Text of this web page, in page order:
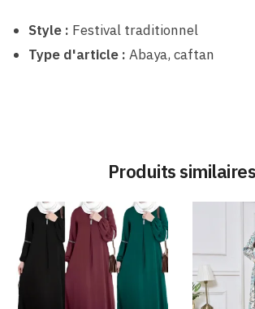
Style : Festival traditionnel
Type d'article : Abaya, caftan
Produits similaires